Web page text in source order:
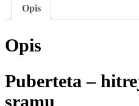
Opis
Opis
Puberteta –
sramu